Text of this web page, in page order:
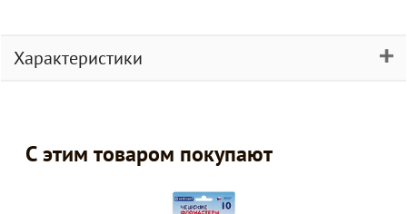
Характеристики
С этим товаром покупают